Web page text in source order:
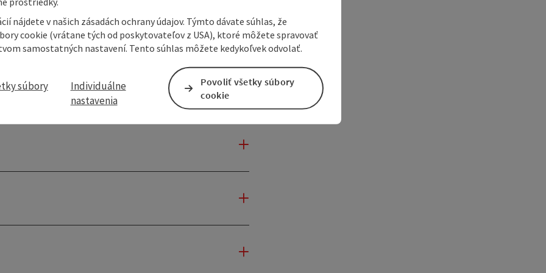
nájdete v našich zásadách ochrany údajov. Týmto dávate súhlas, že
cookie (vrátane tých od poskytovateľov z USA), ktoré môžete spravovať
samostatných nastavení. Tento súhlas môžete kedykoľvek odvolať.
súbory
Individuálne
nastavenia
Povoliť všetky súbory
cookie